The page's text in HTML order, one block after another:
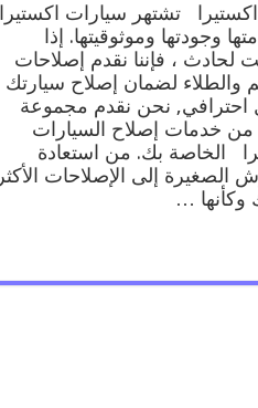
تشتهر سيارات اكستيرا
وجودتها وموثوقيتها. إذا
لحادث ، فإننا نقدم إصلاحات
والطلاء لضمان إصلاح سيارتك
نحن نقدم مجموعة
من خدمات إصلاح السيارات
الخاصة بك. من استعادة
الصغيرة إلى الإصلاحات الأكثر
…